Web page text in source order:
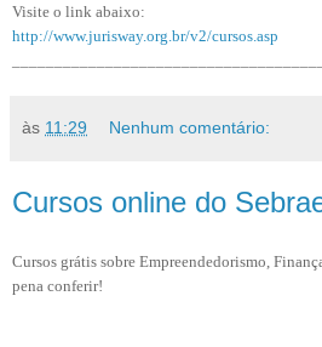
Visite o link abaixo:
http://www.jurisway.org.br/v2/cursos.asp
às 11:29 Nenhum comentário:
Cursos online do
Cursos grátis sobre Empreendedorismo,
pena conferir!